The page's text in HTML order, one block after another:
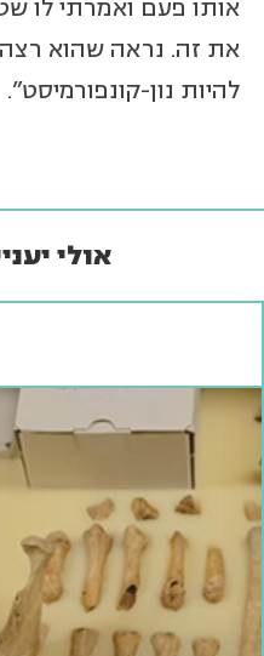
אותו פעם ואמרתי לו
את זה. נראה שהוא רצה
להיות נון-קונפורמיסט”.
אולי